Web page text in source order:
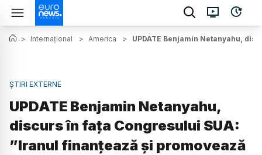
> Internațional > America > UPDATE Benjamin Netanyahu,
ȘTIRI EXTERNE
UPDATE Benjamin Netanyahu,
discurs în fața Congresului SUA:
”Iranul finanțează și promovează